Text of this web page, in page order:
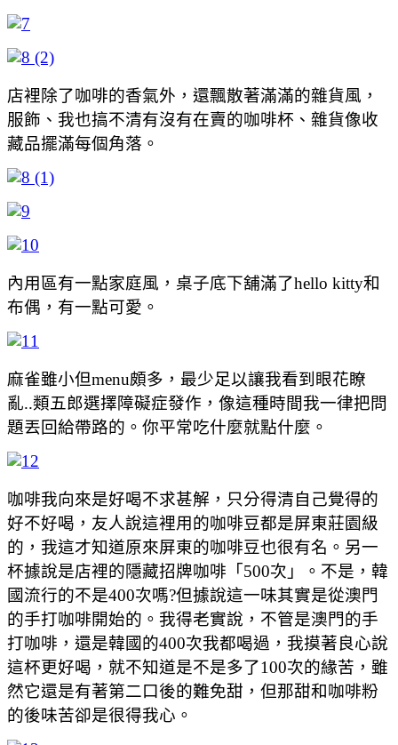
店裡除了咖啡的香氣外，還飄散著滿滿的雜貨風，
服飾、我也搞不清有沒有在賣的咖啡杯、雜貨像收
藏品擺滿每個角落。
內用區有一點家庭風，桌子底下舖滿了hello kitty和
布偶，有一點可愛。
麻雀雖小但menu頗多，最少足以讓我看到眼花瞭
亂..類五郎選擇障礙症發作，像這種時間我一律把問
題丟回給帶路的。你平常吃什麼就點什麼。
咖啡我向來是好喝不求甚解，只分得清自己覺得的
好不好喝，友人說這裡用的咖啡豆都是屏東莊園級
的，我這才知道原來屏東的咖啡豆也很有名。另一
杯據說是店裡的隱藏招牌咖啡「500次」。不是，韓
國流行的不是400次嗎?但據說這一味其實是從澳門
的手打咖啡開始的。我得老實說，不管是澳門的手
打咖啡，還是韓國的400次我都喝過，我摸著良心說
這杯更好喝，就不知道是不是多了100次的緣苦，雖
然它還是有著第二口後的難免甜，但那甜和咖啡粉
的後味苦卻是很得我心。